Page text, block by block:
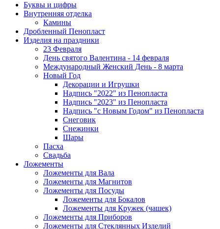
Буквы и цифры
Внутренняя отделка
Камины
Дробленный Пенопласт
Изделия на праздники
23 Февраля
День святого Валентина - 14 февраля
Международный Женский День - 8 марта
Новый Год
Декорации и Игрушки
Надпись "2022" из Пенопласта
Надпись "2023" из Пенопласта
Надпись "с Новым Годом" из Пенопласта
Снеговик
Снежинки
Шары
Пасха
Свадьба
Ложементы
Ложементы для Вала
Ложементы для Магнитов
Ложементы для Посуды
Ложементы для Бокалов
Ложементы для Кружек (чашек)
Ложементы для Приборов
Ложементы для Стеклянных Изделий